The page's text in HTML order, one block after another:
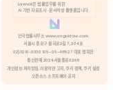
분석 쿠키 허용
Lawvot은 법률업무를 위한
AI 기반 자료조사 · 문서작성 플랫폼입니다.
안국법률사무소 www.anguklaw.com
서울시 종로구 율곡로2길 7, 304호
02)3210-3330 105-05-48527 대표 정희찬
통신판매 2024서울종로0248
개인정보 처리방침, 이용약관 고지, 쿠키 정책, 쿠키 설정
오픈소스 소프트웨어 공지